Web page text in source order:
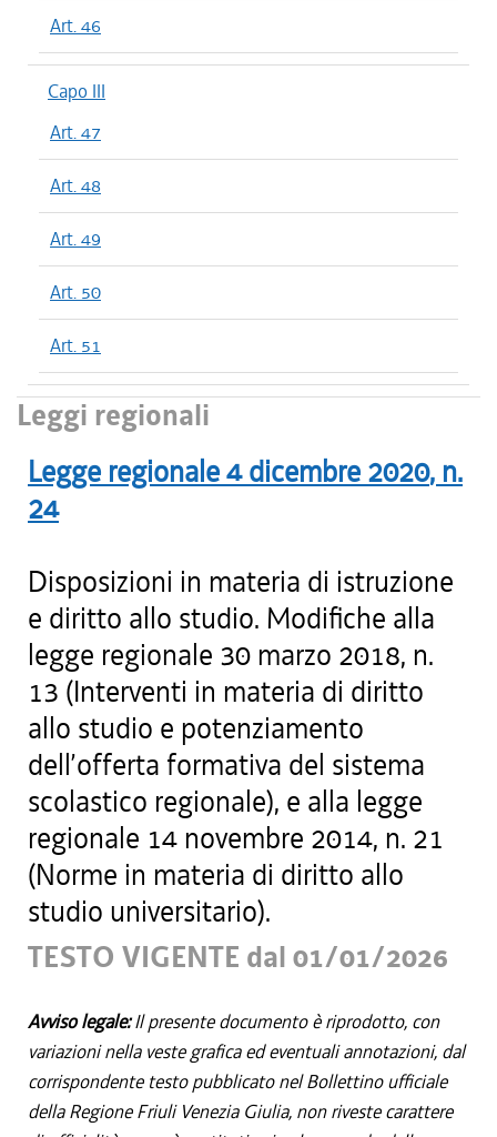
Art. 46
Capo III
Art. 47
Art. 48
Art. 49
Art. 50
Art. 51
Leggi regionali
Legge regionale4 dicembre 2020, n.
24
Disposizioni in materia di istruzione
e diritto allo studio. Modifiche alla
legge regionale 30 marzo 2018, n.
13 (Interventi in materia di diritto
allo studio e potenziamento
dell’offerta formativa del sistema
scolastico regionale), e alla legge
regionale 14 novembre 2014, n. 21
(Norme in materia di diritto allo
studio universitario).
TESTO VIGENTE dal 01/01/2026
Avviso legale:Il presente documento è riprodotto, con
variazioni nella veste grafica ed eventuali annotazioni, dal
corrispondente testo pubblicato nel Bollettino ufficiale
della Regione Friuli Venezia Giulia, non riveste carattere